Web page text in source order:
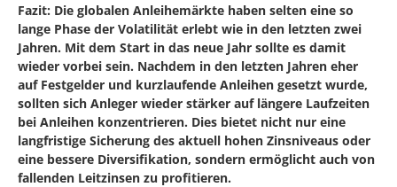
Fazit: Die globalen Anleihemärkte haben selten eine so
lange Phase der Volatilität erlebt wie in den letzten zwei
Jahren. Mit dem Start in das neue Jahr sollte es damit
wieder vorbei sein. Nachdem in den letzten Jahren eher
auf Festgelder und kurzlaufende Anleihen gesetzt wurde,
sollten sich Anleger wieder stärker auf längere Laufzeiten
bei Anleihen konzentrieren. Dies bietet nicht nur eine
langfristige Sicherung des aktuell hohen Zinsniveaus oder
eine bessere Diversifikation, sondern ermöglicht auch von
fallenden Leitzinsen zu profitieren.